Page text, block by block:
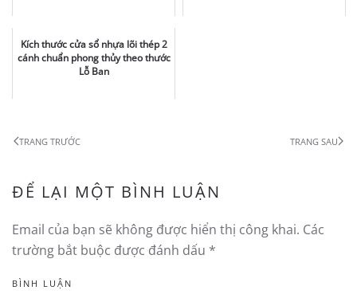
Kích thước cửa sổ nhựa lõi thép 2
cánh chuẩn phong thủy theo thước
Lỗ Ban
TRANG TRƯỚC TRANG SAU
ĐỂ LẠI MỘT BÌNH LUẬN
Email của bạn sẽ không được hiển thị công khai. Các
trường bắt buộc được đánh dấu *
BÌNH LUẬN